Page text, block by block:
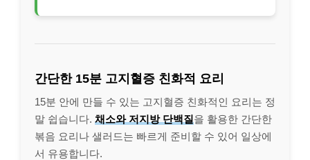
간단한 15분 고지혈증 친화적 요리
15분 안에 만들 수 있는 고지혈증 친화적인 요리는 정
말 쉽습니다. 채소와 저지방 단백질을 활용한 간단한
볶음 요리나 샐러드는 빠르게 준비할 수 있어 일상에
서 유용합니다.